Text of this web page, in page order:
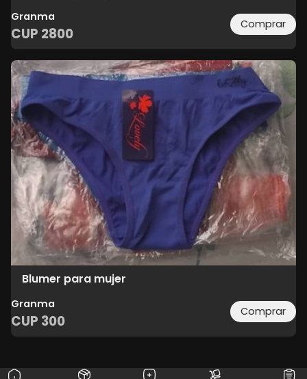
Granma
CUP 2800
Comprar
Blumer para mujer
Granma
CUP 300
Comprar